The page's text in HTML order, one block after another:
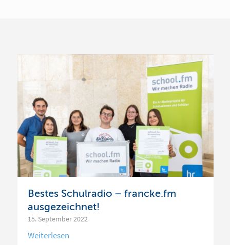
Bestes Schulradio – francke.fm
ausgezeichnet!
15. September 2022